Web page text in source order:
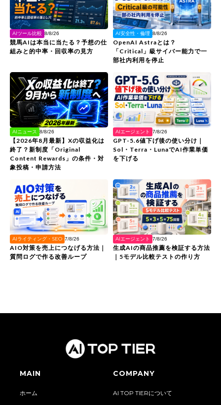
AIツール比較 8/8/26
競馬AIは本当に当たる？予想の仕
組みと的中率・回収率の見方
AI安全性・倫理 8/8/26
OpenAI Astraとは？
「Critical」級サイバー能力で一
部社内利用を停止
AIニュース 8/8/26
【2026年8月最新】Xの収益化は
終了？新制度「Original
Content Rewards」の条件・対
象投稿・申請方法
AIエージェント 7/8/26
GPT-5.6値下げ後の使い分け｜
Sol・Terra・LunaでAI作業単価
を下げる
AIライティング・SEO 7/8/26
AIO対策を売上につなげる方法｜
質問ログで作る改善ループ
AIエージェント 7/8/26
生成AIの商品推薦を検証する方法
｜5モデル比較テストの作り方
MAIN
ホーム
COMPANY
AI TOP TIERについて